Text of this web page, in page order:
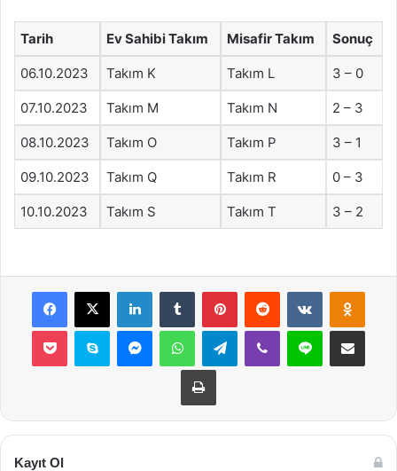
Tarih Ev Sahibi Takım Misafir Takım Sonuç
06.10.2023 Takım K Takım L 3 – 0
07.10.2023 Takım M Takım N 2 – 3
08.10.2023 Takım O Takım P 3 – 1
09.10.2023 Takım Q Takım R 0 – 3
10.10.2023 Takım S Takım T 3 – 2
Facebook
X LinkedInTumblr PinterestReddit VKontakte
Pocket Skype MessengerWhatsAppTelegramViber Line E-Posta ile
Yazdır
Kayıt Ol